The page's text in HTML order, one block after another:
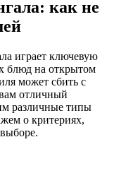
как не
играет ключевую
блюд на открытом
может сбить с
отличный
различные типы
о критериях,